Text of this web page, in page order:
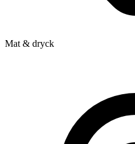
Mat & dryck